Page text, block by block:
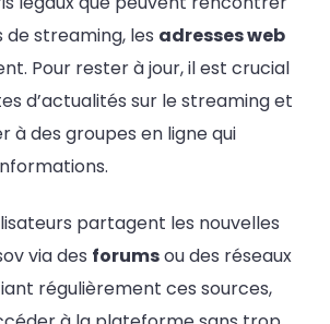
streaming, les adresses web
Pour rester à jour, il est crucial
d’actualités sur le streaming et
à des groupes en ligne qui
partagent les nouvelles
via des forumsou des réseaux
régulièrement ces sources,